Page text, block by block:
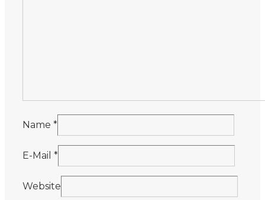
Name *
E-Mail *
Website